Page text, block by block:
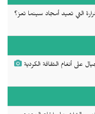
التي تعيد أمجاد سينما تعز؟
أنغام الثقافة الكردية